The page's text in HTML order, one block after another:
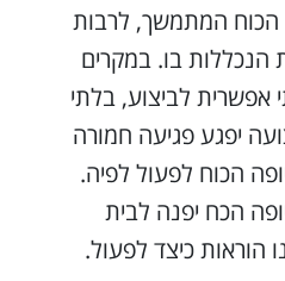
הכוח המתמשך, לרבות
הנכללות בו. במקרים
אפשרית לביצוע, בלתי
יפגע פגיעה חמורה
הכוח לפעול לפיה.
הכח יפנה לבית
כיצד לפעול.